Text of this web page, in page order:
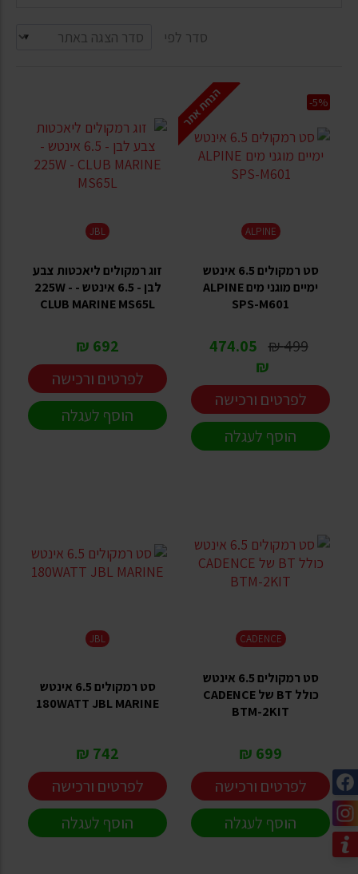
סדר לפי
הנחת אתר
ALPINE
סט רמקולים 6.5 אינטש
ימיים מוגני מים ALPINE
SPS-M601
499 ₪
474.05
₪
-5%
לפרטים ורכישה
הוסף לעגלה
JBL
זוג רמקולים ליאכטות צבע
לבן - 6.5 אינטש - 225W -
CLUB MARINE MS65L
692 ₪
לפרטים ורכישה
הוסף לעגלה
CADENCE
סט רמקולים 6.5 אינטש
כולל BT של CADENCE
BTM-2KIT
699 ₪
לפרטים ורכישה
הוסף לעגלה
JBL
סט רמקולים 6.5 אינטש
180WATT JBL MARINE
742 ₪
לפרטים ורכישה
הוסף לעגלה